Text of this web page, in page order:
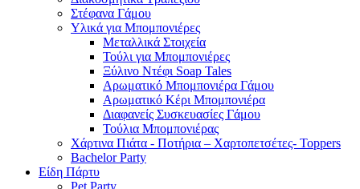
Στέφανα Γάμου
Υλικά για Μπομπονιέρες
Μεταλλικά Στοιχεία
Τούλι για Μπομπονιέρες
Ξύλινο Ντέφι Soap Tales
Αρωματικό Μπομπονιέρα Γάμου
Αρωματικό Κέρι Μπομπονιέρα
Διαφανείς Συσκευασίες Γάμου
Τούλια Μπομπονιέρας
Χάρτινα Πιάτα - Ποτήρια – Χαρτοπετσέτες- Toppers
Bachelor Party
Είδη Πάρτυ